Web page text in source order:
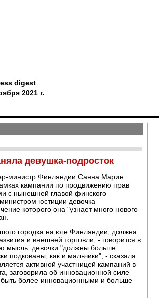
digest
2021 г.
девушка-подросток
министр Финляндии Санна Марин
кампании по продвижению прав
с нынешней главой финского
юстиции девочка
которого она "узнает много нового
городка на юге Финляндии, должна
и внешней торговли, - говорится в
мысль: девочки "должны больше
подкованы, как и мальчики", - сказала
активной участницей кампаний в
заговорила об инновационной силе
более инновационными и больше